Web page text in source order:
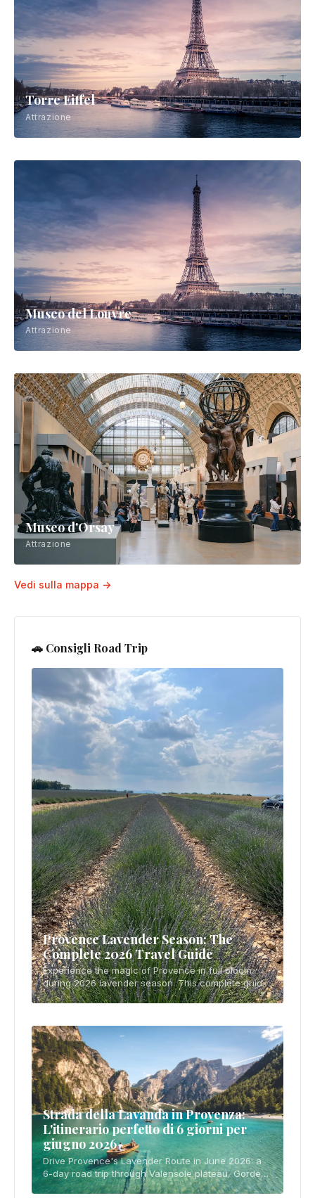
Torre Eiffel
Attrazione
Museo del Louvre
Attrazione
Museo d'Orsay
Attrazione
Vedi sulla mappa →
🚗 Consigli Road Trip
Provence Lavender Season: The
Complete 2026 Travel Guide
Experience the magic of Provence in full bloom
during 2026 lavender season. This complete guide
covers peak bloom timing (mid-June to early July),
Strada della Lavanda in Provenza:
L'itinerario perfetto di 6 giorni per
giugno 2026
Drive Provence's Lavender Route in June 2026: a
6-day road trip through Valensole plateau, Gordes
hilltop villages, and Sénanque Abbey in peak bloom